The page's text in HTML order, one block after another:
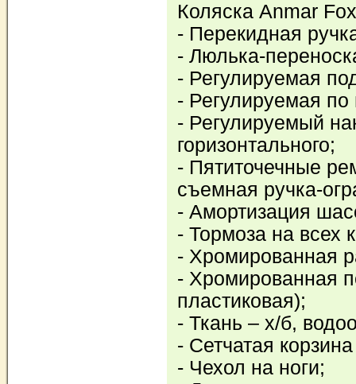
Коляска Anmar
- Перекидная
- Люлька-
- Регулируемая
- Регулируемая по
- Регулируемый
горизонтального;
- Пятиточечные
съемная ручка-
- Амортизация
- Тормоза на всех
- Хромированная
- Хромированная
пластиковая);
- Ткань – х/б,
- Сетчатая
- Чехол на ноги;